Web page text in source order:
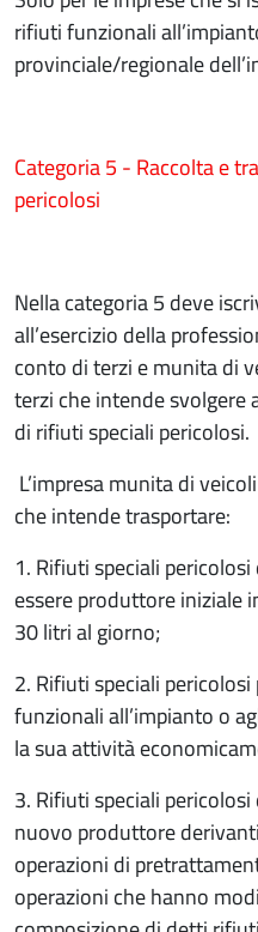
rifiuti funzionali
provinciale/regionale
Categoria 5 - Raccolta e
pericolosi
Nella categoria 5 deve
all’esercizio della
conto di terzi e munita di
terzi che intende
di rifiuti speciali pericolosi.
L’impresa munita di
che intende trasportare:
1. Rifiuti speciali
essere produttore iniziale
30 litri al giorno;
2. Rifiuti speciali
funzionali all’impianto o
la sua attività
3. Rifiuti speciali
nuovo produttore
operazioni di
operazioni che hanno